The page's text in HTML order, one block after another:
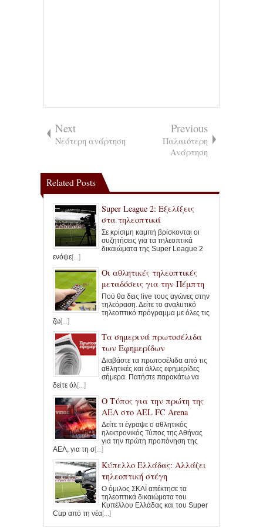
Next
Νεότερη ανάρτηση
Previous
Παλαιότερη
Ανάρτηση
Related Posts
Super League 2: Εξελίξεις
στα τηλεοπτικά
Σε κρίσιμη καμπή βρίσκονται οι
συζητήσεις για τα τηλεοπτικά
δικαιώματα της Super League 2
ενόψε[...]
Οι αθλητικές τηλεοπτικές
μεταδόσεις για την Πέμπτη
Πού θα δεις live τους αγώνες στην
τηλεόραση. Δείτε το αναλυτικό
τηλεοπτικό πρόγραμμα με όλες τις
ζω[...]
Τα σημερινά πρωτοσέλιδα
των Εφημερίδων
Διαβάστε τα πρωτοσέλιδα από τις
αθλητικές και άλλες εφημερίδες
σήμερα. Πατήστε παρακάτω να
δείτε όλ[...]
Ο Τύπος για την πρώτη της
ΑΕΛ στο AEL FC Arena
Δείτε τι έγραψε ο αθλητικός
ηλεκτρονικός Τύπος της Αθήνας
για την πρώτη προπόνηση της
ΑΕΛ, για τη σ[...]
Κύπελλο Ελλάδας: Αλλάζει
τηλεοπτική στέγη
Ο όμιλος ΣΚΑΪ απέκτησε τα
τηλεοπτικά δικαιώματα του
Κυπέλλου Ελλάδας και του Super
Cup από τη νέα[...]